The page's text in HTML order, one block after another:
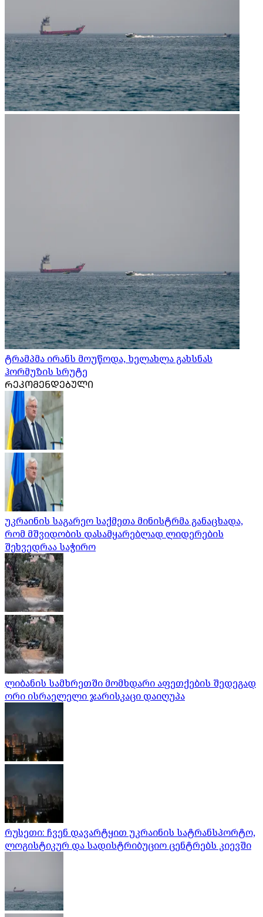
ტრამპმა ირანს მოუწოდა, ხელახლა გახსნას
ჰორმუზის სრუტე
ᲠᲔᲙᲝᲛᲔᲜᲓᲔᲑᲣᲚᲘ
უკრაინის საგარეო საქმეთა მინისტრმა განაცხადა,
რომ მშვიდობის დასამყარებლად ლიდერების
შეხვედრაა საჭირო
ლიბანის სამხრეთში მომხდარი აფეთქების შედეგად
ორი ისრაელელი ჯარისკაცი დაიღუპა
რუსეთი: ჩვენ დავარტყით უკრაინის სატრანსპორტო,
ლოგისტიკურ და სადისტრიბუციო ცენტრებს კიევში